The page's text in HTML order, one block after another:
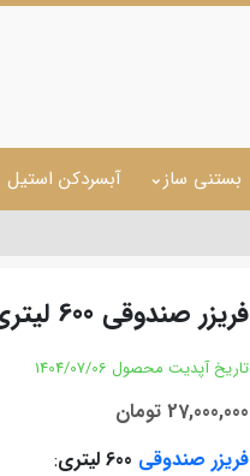
بستنی ساز آبسردکن استیل
فریزر صندوقی 600 لیتری
تاریخ آپدیت محصول 1404/07/06
27,000,000 تومان
فریزر صندوقی
: